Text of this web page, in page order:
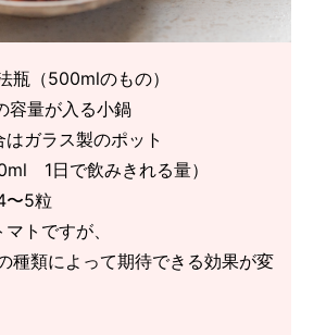
瓶（500mlのもの）
容量が入る小鍋
ガラス製のポット
1日で飲みきれる量）
〜5粒
トですが、
種類によって期待できる効果が変